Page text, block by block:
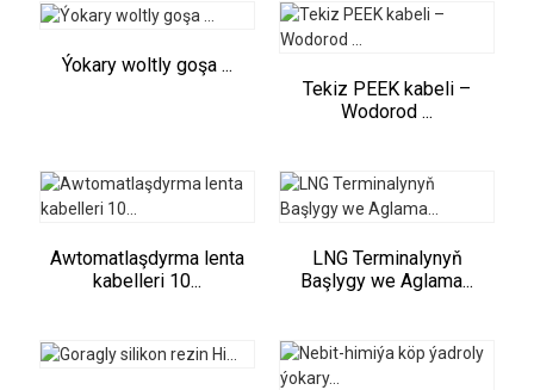
Ýokary woltly goşa ...
Tekiz PEEK kabeli –
Wodorod ...
Awtomatlaşdyrma lenta
kabelleri 10...
LNG Terminalynyň
Başlygy we Aglama...